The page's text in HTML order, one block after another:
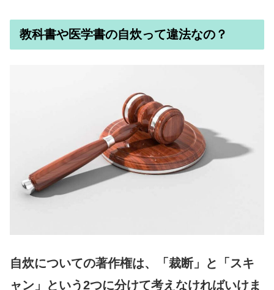
教科書や医学書の自炊って違法なの？
自炊についての著作権は、「裁断」と「スキ
ャン」という2つに分けて考えなければいけま